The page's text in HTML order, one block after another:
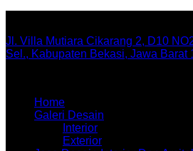
Jl. Villa Mutiara Cikarang 2, D10
Sel., Kabupaten Bekasi, Jawa Barat
Home
Galeri Desain
Interior
Exterior